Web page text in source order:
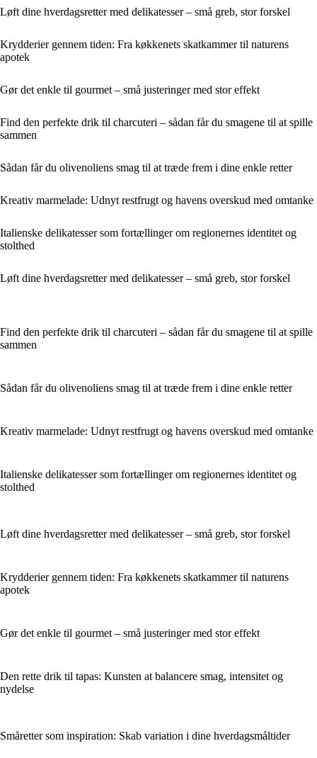
Løft dine hverdagsretter med delikatesser – små greb, stor forskel
Krydderier gennem tiden: Fra køkkenets skatkammer til naturens
apotek
Gør det enkle til gourmet – små justeringer med stor effekt
Find den perfekte drik til charcuteri – sådan får du smagene til at spille
sammen
Sådan får du olivenoliens smag til at træde frem i dine enkle retter
Kreativ marmelade: Udnyt restfrugt og havens overskud med omtanke
Italienske delikatesser som fortællinger om regionernes identitet og
stolthed
Løft dine hverdagsretter med delikatesser – små greb, stor forskel
Find den perfekte drik til charcuteri – sådan får du smagene til at spille
sammen
Sådan får du olivenoliens smag til at træde frem i dine enkle retter
Kreativ marmelade: Udnyt restfrugt og havens overskud med omtanke
Italienske delikatesser som fortællinger om regionernes identitet og
stolthed
Løft dine hverdagsretter med delikatesser – små greb, stor forskel
Krydderier gennem tiden: Fra køkkenets skatkammer til naturens
apotek
Gør det enkle til gourmet – små justeringer med stor effekt
Den rette drik til tapas: Kunsten at balancere smag, intensitet og
nydelse
Småretter som inspiration: Skab variation i dine hverdagsmåltider